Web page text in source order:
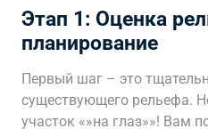
Этап 1: Оценка
планирование
Первый шаг – это
существующего рельефа.
участок «»на глаз»»! Вам